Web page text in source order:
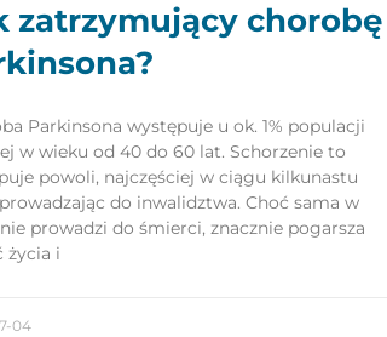
zatrzymujący chorobę
Parkinsona występuje u ok. 1% populacji
w wieku od 40 do 60 lat. Schorzenie to
powoli, najczęściej w ciągu kilkunastu
do inwalidztwa. Choć sama w
prowadzi do śmierci, znacznie pogarsza
życia i
04